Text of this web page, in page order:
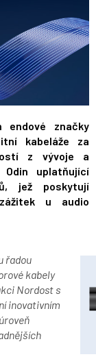
endové značky
kabeláže za
z vývoje a
uplatňující
jež poskytují
u audio
řadou
kabely
Nordost s
inovativním